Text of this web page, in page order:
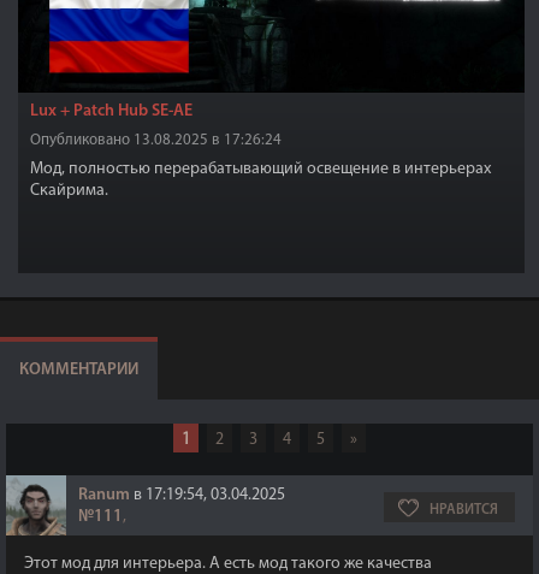
Lux + Patch Hub SE-AE
Опубликовано 13.08.2025 в 17:26:24
Мод, полностью перерабатывающий освещение в интерьерах
Скайрима.
КОММЕНТАРИИ
1 2 3 4 5 »
Ranum в 17:19:54, 03.04.2025
№111 , НРАВИТСЯ
Этот мод для интерьера. А есть мод такого же качества